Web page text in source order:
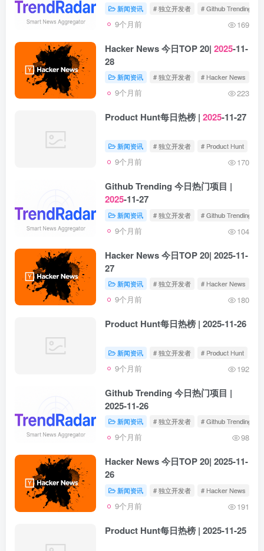
新闻资讯 # 独立开发者 # Github Trending
9个月前 169
Hacker News 今日TOP 20| 2025-11-
28
新闻资讯 # 独立开发者 # Hacker News
9个月前 223
Product Hunt每日热榜 | 2025-11-27
新闻资讯 # 独立开发者 # Product Hunt
9个月前 170
Github Trending 今日热门项目 |
2025-11-27
新闻资讯 # 独立开发者 # Github Trending
9个月前 104
Hacker News 今日TOP 20| 2025-11-
27
新闻资讯 # 独立开发者 # Hacker News
9个月前 180
Product Hunt每日热榜 | 2025-11-26
新闻资讯 # 独立开发者 # Product Hunt
9个月前 192
Github Trending 今日热门项目 |
2025-11-26
新闻资讯 # 独立开发者 # Github Trending
9个月前 98
Hacker News 今日TOP 20| 2025-11-
26
新闻资讯 # 独立开发者 # Hacker News
9个月前 191
Product Hunt每日热榜 | 2025-11-25